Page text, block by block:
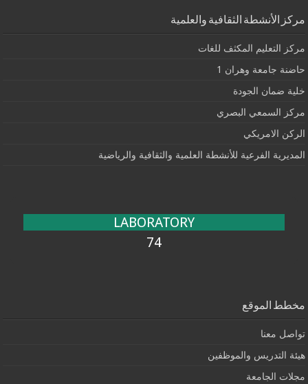
مركز الأنشطة الثقافية والعلمية
مركز التعليم المكثف للغات
حاضنة جامعة وهران 1
خلية ضمان الجودة
مركز السمعي البصري
الركن الامريكي
المديرية الفرعية للأنشطة العلمية والثقافية والرياضية
LABORATORY
74
مخطط الموقع
تواصل معنا
هيئة التدريس والموظفين
مجلات الجامعة